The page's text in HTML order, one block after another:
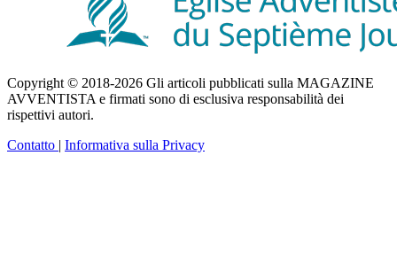
Copyright © 2018-2026 Gli articoli pubblicati sulla MAGAZINE
AVVENTISTA e firmati sono di esclusiva responsabilità dei
rispettivi autori.
Contatto | Informativa sulla Privacy